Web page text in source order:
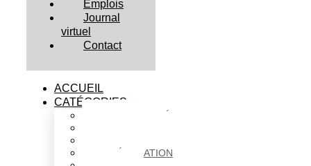
Emplois
Journal
virtuel
Contact
ACCUEIL
CATÉGORIES
ÉDUCATION